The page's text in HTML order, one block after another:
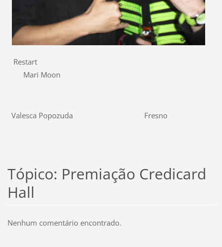
Restart
Mari Moon
Valesca Popozuda Fresno
Tópico: Premiação Credicard
Hall
Nenhum comentário encontrado.